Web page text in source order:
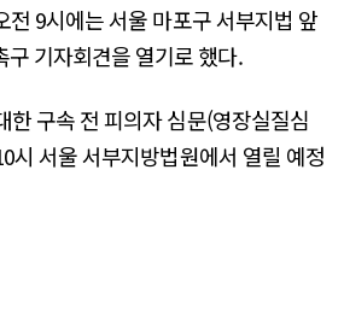
전 9시에는 서울 마포구 서부지법 앞
구 기자회견을 열기로 했다.
한 구속 전 피의자 심문(영장실질심
시 서울 서부지방법원에서 열릴 예정